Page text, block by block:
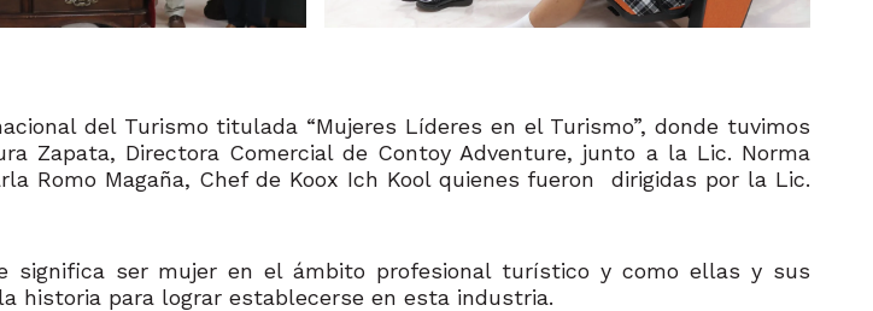
del Turismo titulada “Mujeres Líderes en el Turismo”, donde tuvimos
Zapata, Directora Comercial de Contoy Adventure, junto a la Lic. Norma
Romo Magaña, Chef de Koox Ich Kool quienes fueron dirigidas por la Lic.
significa ser mujer en el ámbito profesional turístico y como ellas y sus
historia para lograr establecerse en esta industria.